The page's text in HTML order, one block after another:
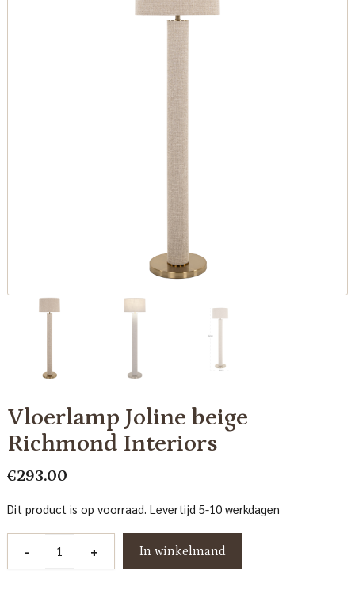
Vloerlamp Joline beige
Richmond Interiors
€293.00
Dit product is op voorraad. Levertijd 5-10 werkdagen
- + In winkelmand